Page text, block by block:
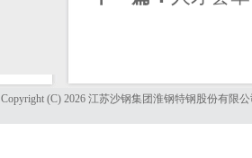
Copyright (C) 2026 江苏沙钢集团淮钢特钢股份有限